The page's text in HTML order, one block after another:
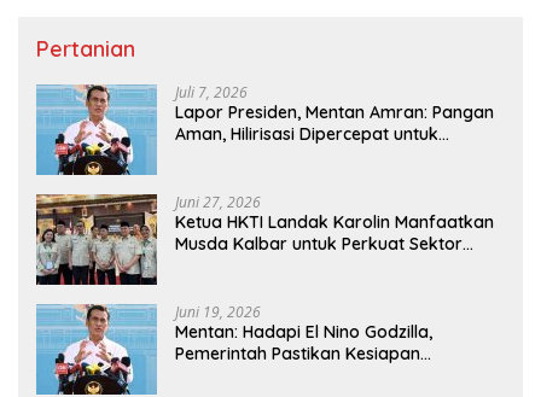
Pertanian
Juli 7, 2026
Lapor Presiden, Mentan Amran: Pangan
Aman, Hilirisasi Dipercepat untuk
Juni 27, 2026
Ketua HKTI Landak Karolin Manfaatkan
Musda Kalbar untuk Perkuat Sektor
Juni 19, 2026
Mentan: Hadapi El Nino Godzilla,
Pemerintah Pastikan Kesiapan